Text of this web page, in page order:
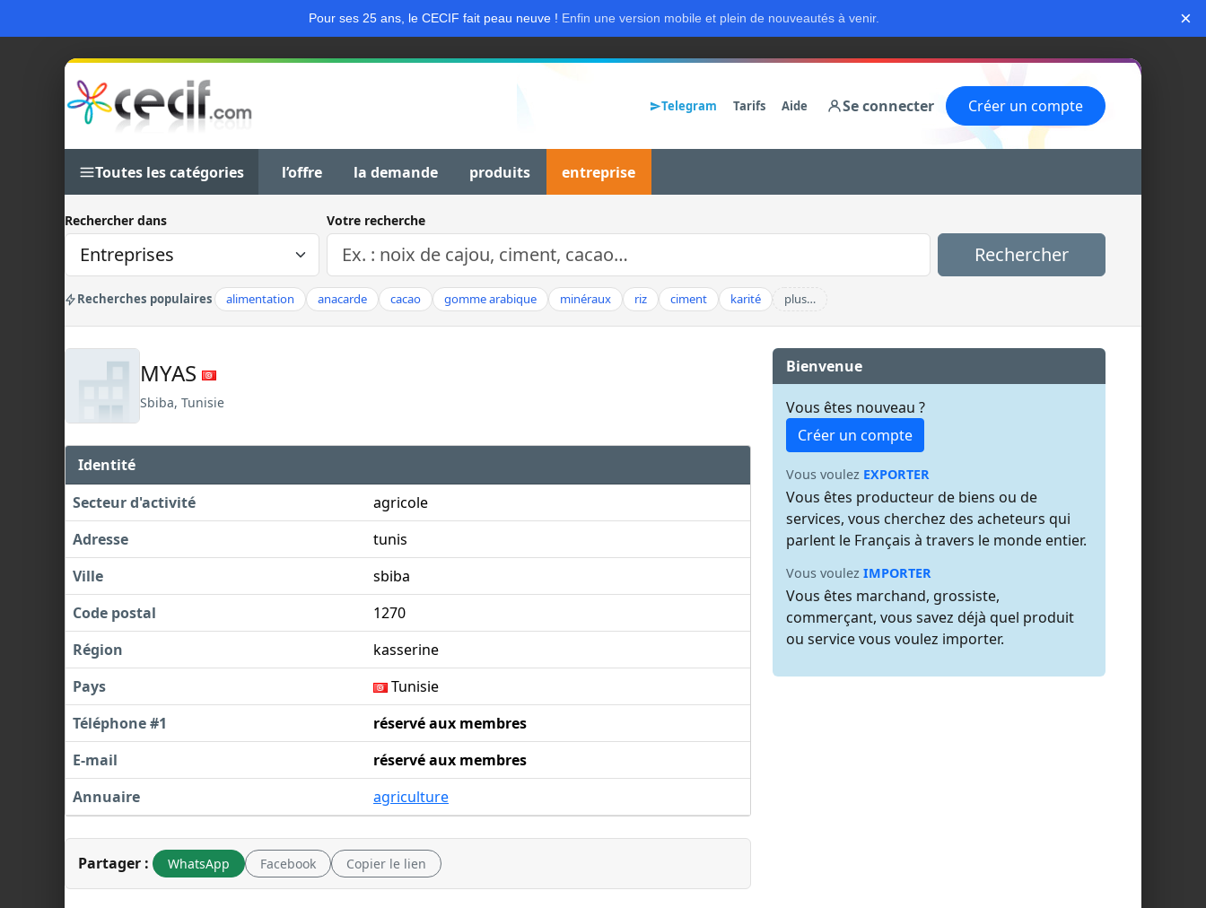
Pour ses 25 ans, le CECIF fait peau neuve ! Enfin une version mobile et plein de nouveautés à venir. ×
Telegram Tarifs Aide Se connecter Créer un compte
Toutes les catégories l’offre la demande produits entreprise
Rechercher dans Votre recherche
Rechercher
Recherches populaires alimentation anacarde cacao gomme arabique minéraux riz ciment karité plus…
MYAS
Sbiba, Tunisie
Identité
Secteur d'activité
agricole
Adresse
tunis
Ville
sbiba
Code postal
1270
Région
kasserine
Pays
Tunisie
Téléphone #1
réservé aux membres
E-mail
réservé aux membres
Annuaire
agriculture
Partager : WhatsApp Facebook Copier le lien
Bienvenue
Vous êtes nouveau ?
Créer un compte
Vous voulez EXPORTER
Vous êtes producteur de biens ou de
services, vous cherchez des acheteurs qui
parlent le Français à travers le monde entier.
Vous voulez IMPORTER
Vous êtes marchand, grossiste,
commerçant, vous savez déjà quel produit
ou service vous voulez importer.